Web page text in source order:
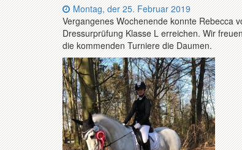
Datum:
Montag, der 25. Februar 2019
Vergangenes Wochenende konnte Rebecca
Dressurprüfung Klasse L erreichen. Wir
die kommenden Turniere die Daumen.